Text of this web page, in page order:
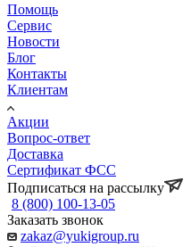
Помощь
Сервис
Новости
Блог
Контакты
Клиентам
Акции
Вопрос-ответ
Доставка
Сертификат ФСС
Подписаться на рассылку
8 (800) 100-13-05
Заказать звонок
zakaz@yukigroup.ru